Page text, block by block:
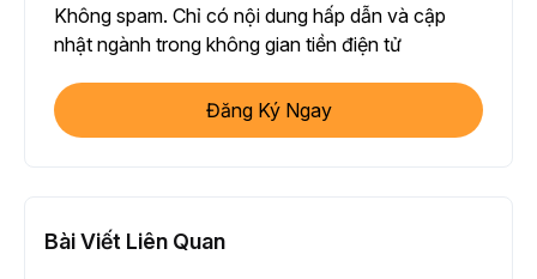
Không spam. Chỉ có nội dung hấp dẫn và cập
nhật ngành trong không gian tiền điện tử
Đăng Ký Ngay
Bài Viết Liên Quan